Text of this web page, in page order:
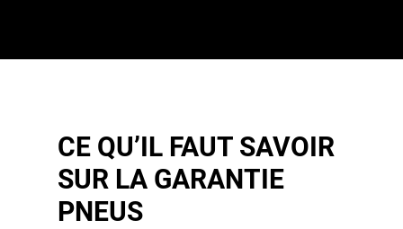
CE QU’IL FAUT SAVOIR
SUR LA GARANTIE
PNEUS